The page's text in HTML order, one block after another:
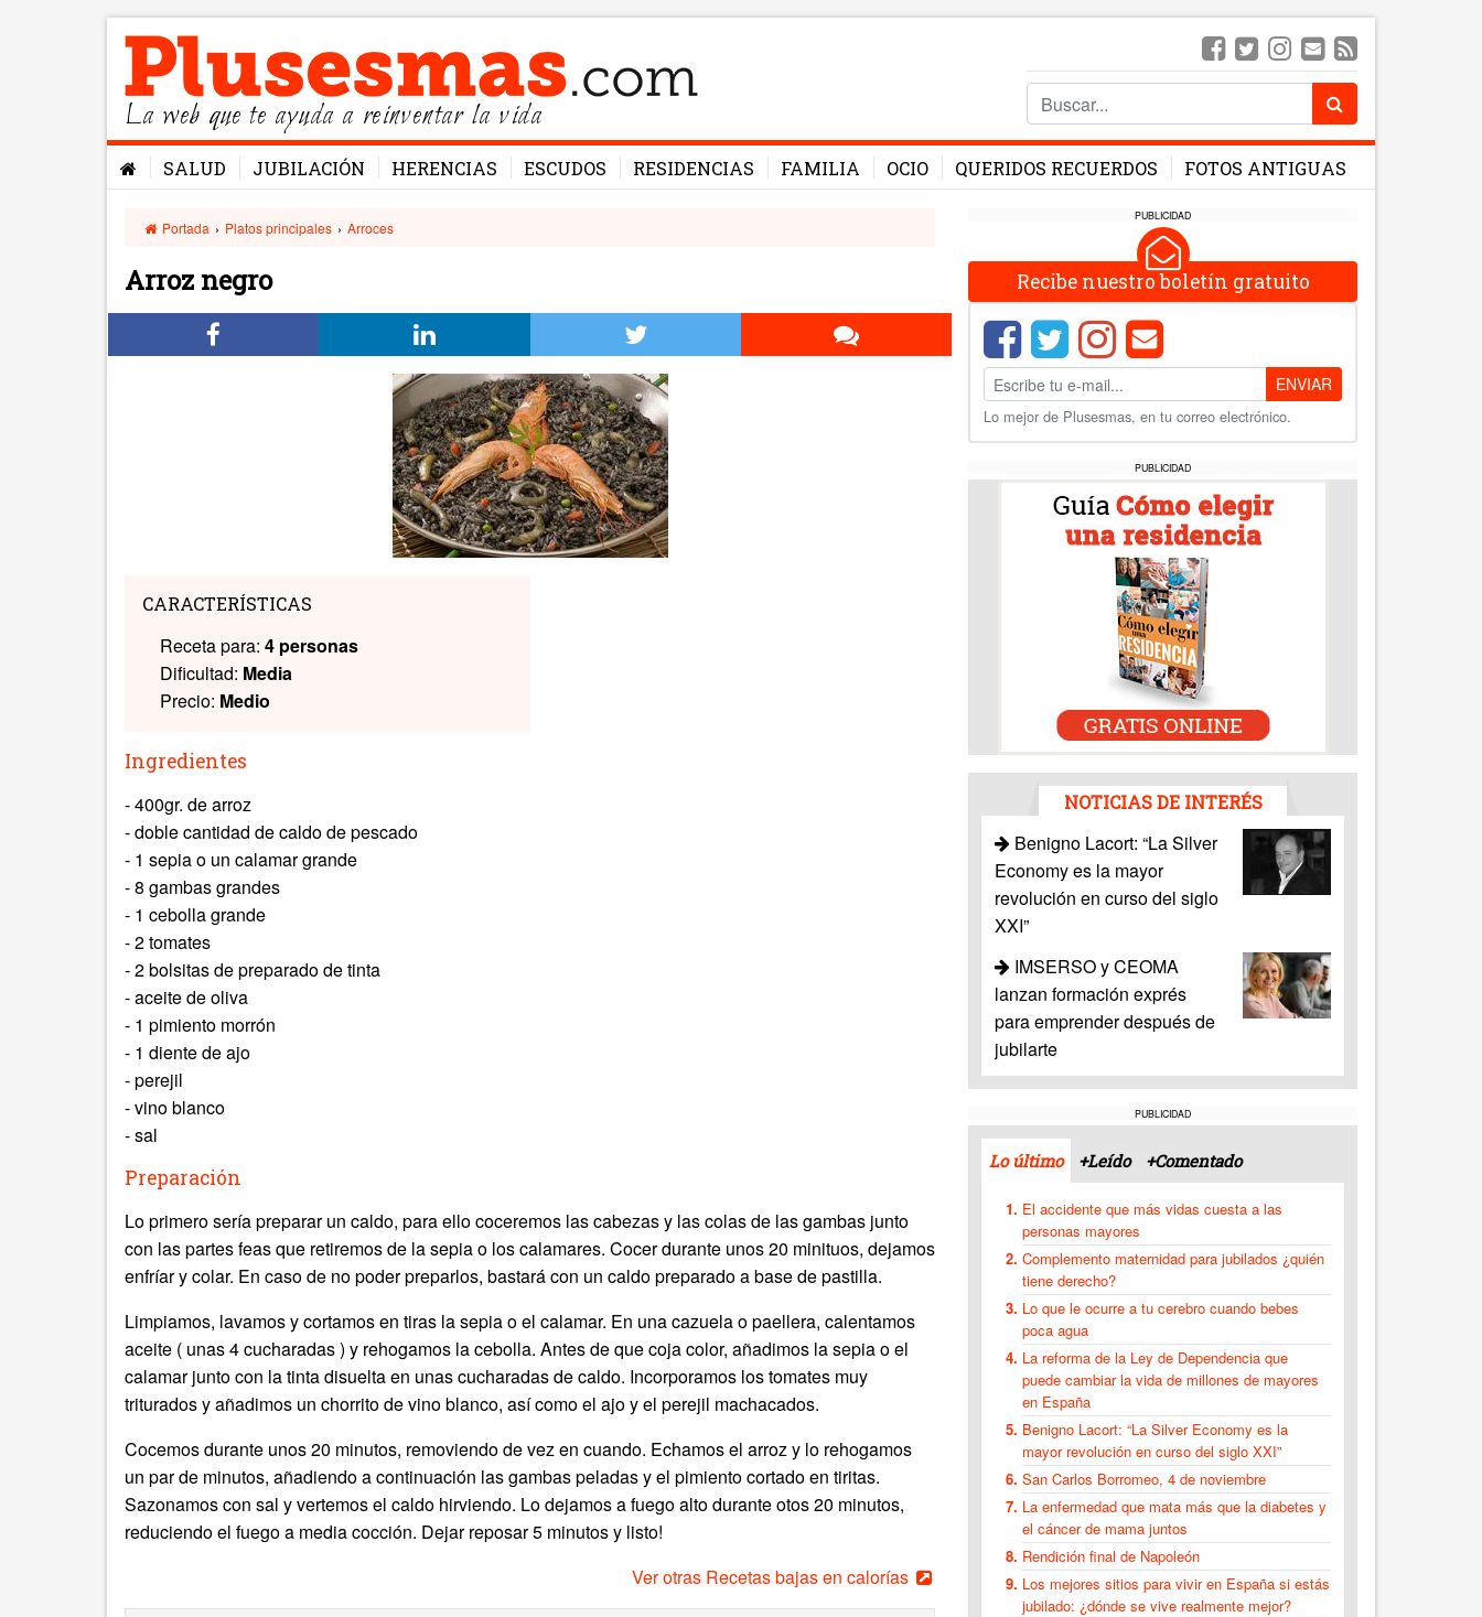
La web que te ayuda a reinventar la vida
SALUD JUBILACIÓN HERENCIAS ESCUDOS RESIDENCIAS FAMILIA OCIO QUERIDOS RECUERDOS FOTOS ANTIGUAS
Portada › Platos principales › Arroces
Arroz negro
CARACTERÍSTICAS
Receta para: 4 personas
Dificultad: Media
Precio: Medio
Ingredientes
- 400gr. de arroz
- doble cantidad de caldo de pescado
- 1 sepia o un calamar grande
- 8 gambas grandes
- 1 cebolla grande
- 2 tomates
- 2 bolsitas de preparado de tinta
- aceite de oliva
- 1 pimiento morrón
- 1 diente de ajo
- perejil
- vino blanco
- sal
Preparación
Lo primero sería preparar un caldo, para ello coceremos las cabezas y las colas de las gambas junto
con las partes feas que retiremos de la sepia o los calamares. Cocer durante unos 20 minituos, dejamos
enfríar y colar. En caso de no poder preparlos, bastará con un caldo preparado a base de pastilla.
Limpiamos, lavamos y cortamos en tiras la sepia o el calamar. En una cazuela o paellera, calentamos
aceite ( unas 4 cucharadas ) y rehogamos la cebolla. Antes de que coja color, añadimos la sepia o el
calamar junto con la tinta disuelta en unas cucharadas de caldo. Incorporamos los tomates muy
triturados y añadimos un chorrito de vino blanco, así como el ajo y el perejil machacados.
Cocemos durante unos 20 minutos, removiendo de vez en cuando. Echamos el arroz y lo rehogamos
un par de minutos, añadiendo a continuación las gambas peladas y el pimiento cortado en tiritas.
Sazonamos con sal y vertemos el caldo hirviendo. Lo dejamos a fuego alto durante otos 20 minutos,
reduciendo el fuego a media cocción. Dejar reposar 5 minutos y listo!
Ver otras Recetas bajas en calorías
PUBLICIDAD
Recibe nuestro boletín gratuito
ENVIAR
Lo mejor de Plusesmas, en tu correo electrónico.
PUBLICIDAD
NOTICIAS DE INTERÉS
Benigno Lacort: “La Silver
Economy es la mayor
revolución en curso del siglo
XXI”
IMSERSO y CEOMA
lanzan formación exprés
para emprender después de
jubilarte
PUBLICIDAD
Lo último +Leído +Comentado
El accidente que más vidas cuesta a las
personas mayores
Complemento maternidad para jubilados ¿quién
tiene derecho?
Lo que le ocurre a tu cerebro cuando bebes
poca agua
La reforma de la Ley de Dependencia que
puede cambiar la vida de millones de mayores
en España
Benigno Lacort: “La Silver Economy es la
mayor revolución en curso del siglo XXI”
San Carlos Borromeo, 4 de noviembre
La enfermedad que mata más que la diabetes y
el cáncer de mama juntos
Rendición final de Napoleón
Los mejores sitios para vivir en España si estás
jubilado: ¿dónde se vive realmente mejor?